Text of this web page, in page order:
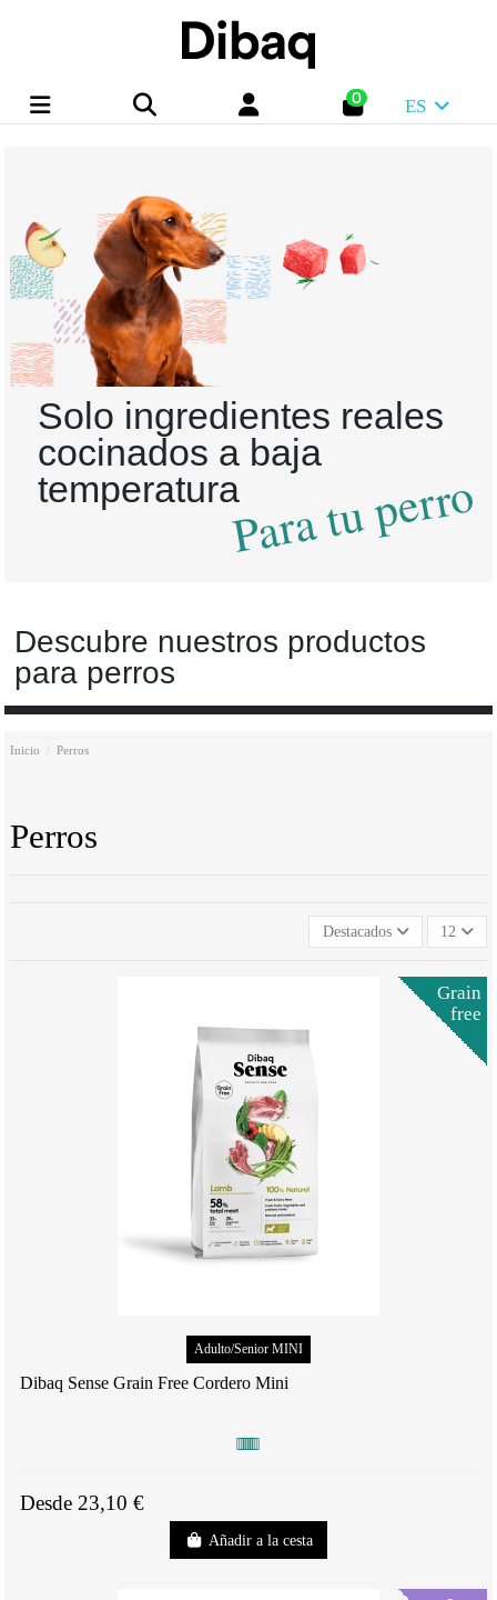
0 ES
Solo ingredientes reales
cocinados a baja
temperaturaPara tu perro
Descubre nuestros productos
para perros
Inicio Perros
Perros
Destacados 12
Grain
free
Adulto/Senior MINI
Dibaq Sense Grain Free Cordero Mini
Desde 23,10 €
Añadir a la cesta